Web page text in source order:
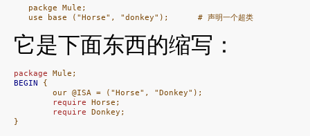
   packge Mule;
   use base ("Horse", "donkey");      # 声明一个超类
它是下面东西的缩写：
package
BEGIN {
        our @ISA = ("Horse", "Donkey");
require Horse;
require Donkey;
}